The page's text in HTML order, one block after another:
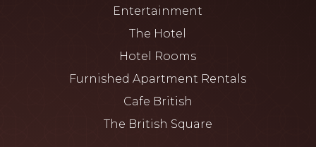
Entertainment
The Hotel
Hotel Rooms
Furnished Apartment Rentals
Cafe British
The British Square